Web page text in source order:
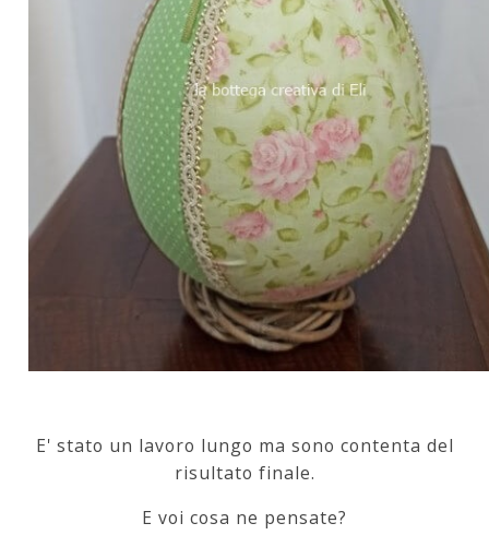
E' stato un lavoro lungo ma sono contenta del
risultato finale.
E voi cosa ne pensate?